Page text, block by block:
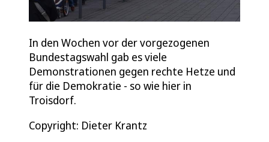
In den Wochen vor der vorgezogenen
Bundestagswahl gab es viele
Demonstrationen gegen rechte Hetze und
für die Demokratie - so wie hier in
Troisdorf.
Copyright: Dieter Krantz